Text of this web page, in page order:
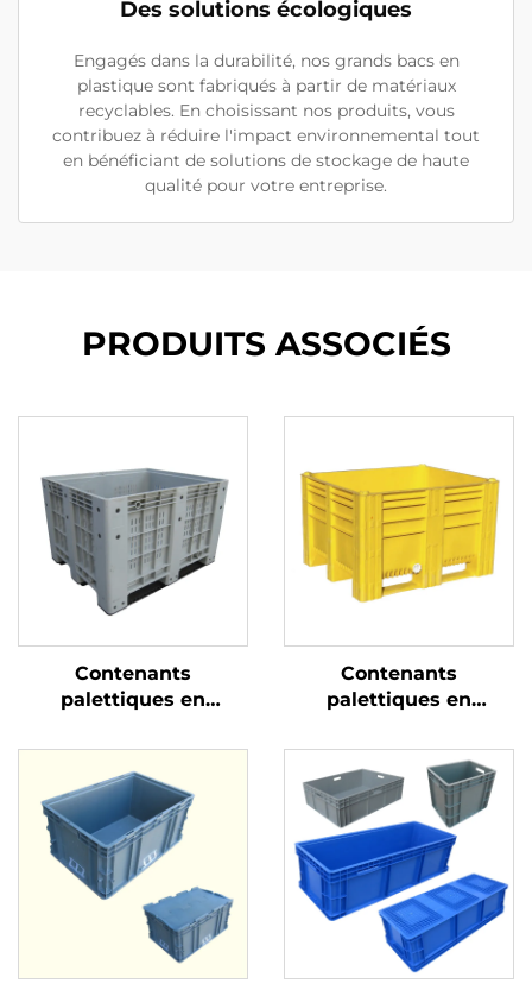
Des solutions écologiques
Engagés dans la durabilité, nos grands bacs en
plastique sont fabriqués à partir de matériaux
recyclables. En choisissant nos produits, vous
contribuez à réduire l'impact environnemental tout
en bénéficiant de solutions de stockage de haute
qualité pour votre entreprise.
PRODUITS ASSOCIÉS
Contenants
palettiques en
pour une logistique et
un stockage efficaces
Contenants
palettiques en
pour une logistique et
un stockage efficaces.